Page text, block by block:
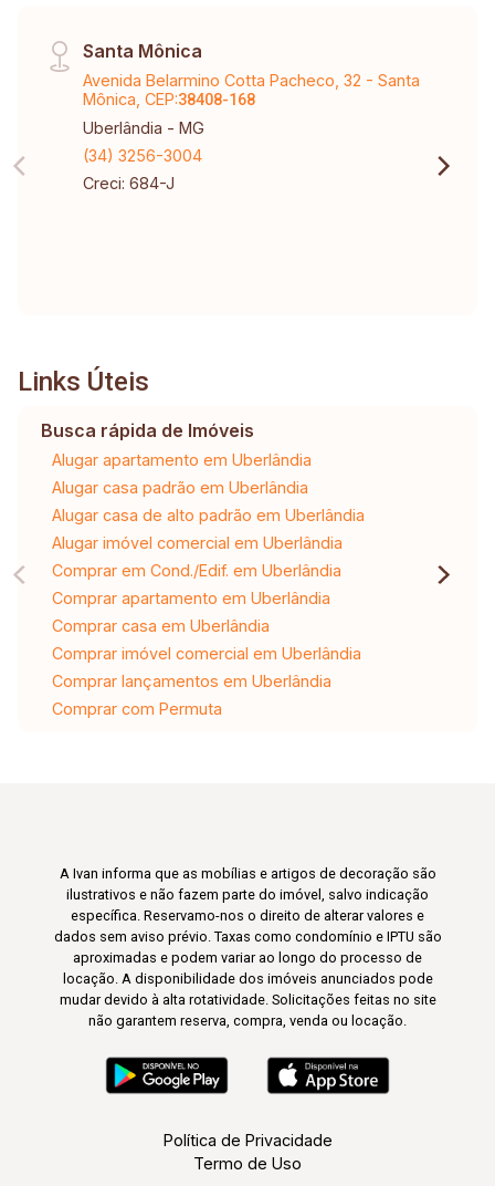
Santa Mônica
Avenida Belarmino Cotta Pacheco, 32 - Santa
Mônica, CEP:38408-168
Uberlândia - MG
(34) 3256-3004
Creci: 684-J
Links Úteis
Busca rápida de Imóveis
Alugar apartamento em Uberlândia
Alugar casa padrão em Uberlândia
Alugar casa de alto padrão em Uberlândia
Alugar imóvel comercial em Uberlândia
Comprar em Cond./Edif. em Uberlândia
Comprar apartamento em Uberlândia
Comprar casa em Uberlândia
Comprar imóvel comercial em Uberlândia
Comprar lançamentos em Uberlândia
Comprar com Permuta
A Ivan informa que as mobílias e artigos de decoração são
ilustrativos e não fazem parte do imóvel, salvo indicação
específica. Reservamo-nos o direito de alterar valores e
dados sem aviso prévio. Taxas como condomínio e IPTU são
aproximadas e podem variar ao longo do processo de
locação. A disponibilidade dos imóveis anunciados pode
mudar devido à alta rotatividade. Solicitações feitas no site
não garantem reserva, compra, venda ou locação.
Política de Privacidade
Termo de Uso